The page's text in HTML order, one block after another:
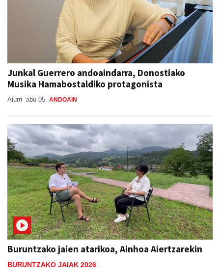
Junkal Guerrero andoaindarra, Donostiako
Musika Hamabostaldiko protagonista
Aiurri abu 05 ANDOAIN
Buruntzako jaien atarikoa, Ainhoa Aiertzarekin
BURUNTZAKO JAIAK 2026